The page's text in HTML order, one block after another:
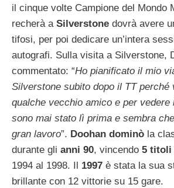
il cinque volte Campione del Mondo
recherà a Silverstone dovrà avere
tifosi, per poi dedicare un’intera
autografi. Sulla visita a Silverstone,
commentato: “Ho pianificato il mio
Silverstone subito dopo il TT perché
qualche vecchio amico e per vedere
sono mai stato lì prima e sembra
gran lavoro”. Doohan dominò la
durante gli anni 90, vincendo 5 titoli
1994 al 1998. Il 1997 è stata la sua
brillante con 12 vittorie su 15 gare.